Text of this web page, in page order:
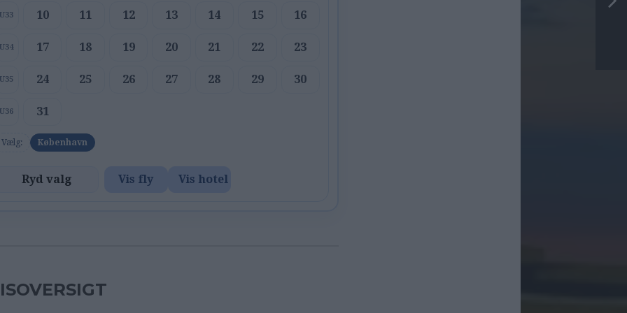
U33 10 11 12 13 14 15 16
U34 17 18 19 20 21 22 23
U35 24 25 26 27 28 29 30
U36 31
Vælg: København
Ryd valg Vis fly Vis hotel